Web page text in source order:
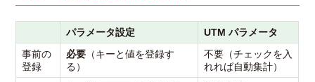
パラメータ設定
UTM パラメータ
事前の
登録
必要 （キーと値を登録す
る）
不要（チェックを入
れれば自動集計）